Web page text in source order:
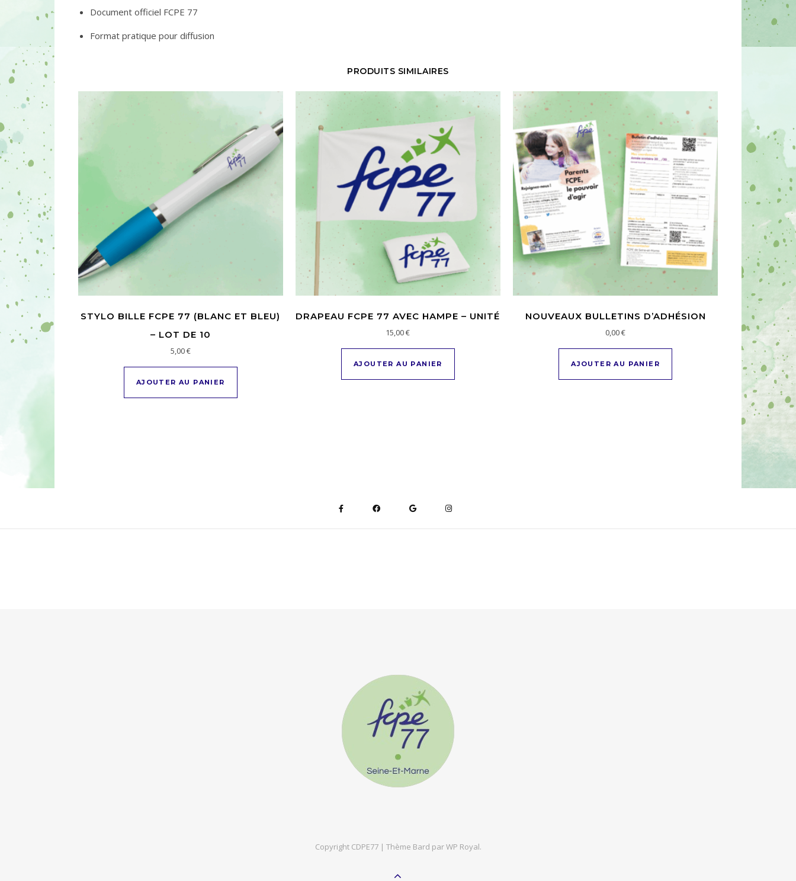
Document officiel FCPE 77
Format pratique pour diffusion
PRODUITS SIMILAIRES
STYLO BILLE FCPE 77 (BLANC ET BLEU)
– LOT DE 10
5,00€
AJOUTER AU PANIER
DRAPEAU FCPE 77 AVEC HAMPE – UNITÉ
15,00€
AJOUTER AU PANIER
NOUVEAUX BULLETINS D’ADHÉSION
0,00€
AJOUTER AU PANIER
Copyright CDPE77 | Thème Bard parWP Royal.